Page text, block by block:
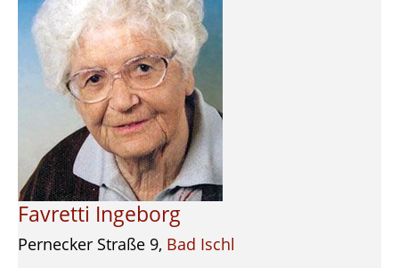
Favretti Ingeborg
Pernecker Straße 9, Bad Ischl